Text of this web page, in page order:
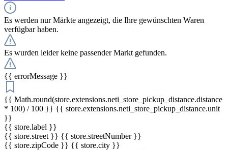
Es werden nur Märkte angezeigt, die Ihre gewünschten Waren
verfügbar haben.
Es wurden leider keine passender Markt gefunden.
{{ errorMessage }}
{{ Math.round(store.extensions.neti_store_pickup_distance.distance
* 100) / 100 }} {{ store.extensions.neti_store_pickup_distance.unit
}}
{{ store.label }}
{{ store.street }} {{ store.streetNumber }}
{{ store.zipCode }} {{ store.city }}